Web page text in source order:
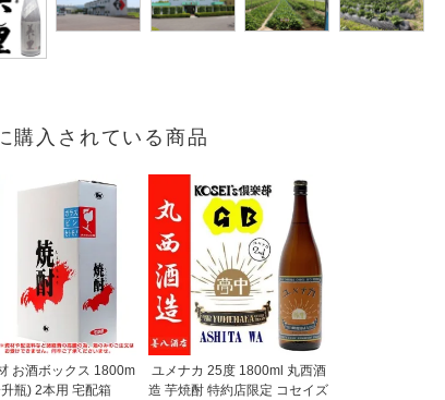
購入されている商品
お酒ボックス 1800m
瓶) 2本用 宅配箱
ユメナカ 25度 1800ml 丸西酒
造 芋焼酎 特約店限定 コセイズ